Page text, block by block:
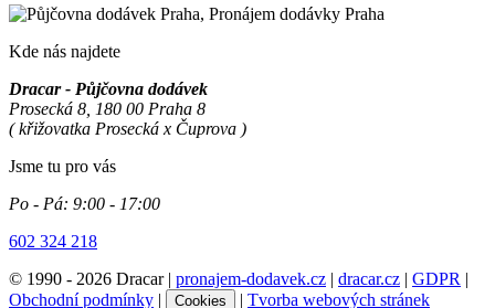
Kde nás najdete
Dracar - Půjčovna dodávek
Prosecká 8, 180 00 Praha 8
( křižovatka Prosecká x Čuprova )
Jsme tu pro vás
Po - Pá: 9:00 - 17:00
602 324 218
© 1990 - 2026 Dracar | pronajem-dodavek.cz | dracar.cz | GDPR |
Obchodní podmínky | Cookies | Tvorba webových stránek